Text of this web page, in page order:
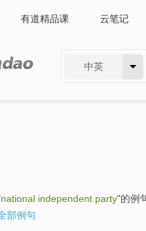
有道精品课 云笔记
中英
national independent party"的例
部例句